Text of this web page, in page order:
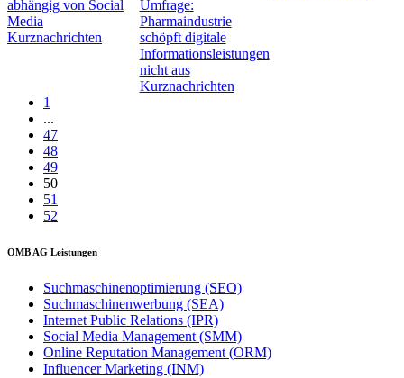
abhängig von Social
Media
Kurznachrichten
Umfrage:
Pharmaindustrie
schöpft digitale
Informationsleistungen
nicht aus
Kurznachrichten
1
...
47
48
49
50
51
52
OMB AG Leistungen
Suchmaschinenoptimierung (SEO)
Suchmaschinenwerbung (SEA)
Internet Public Relations (IPR)
Social Media Management (SMM)
Online Reputation Management (ORM)
Influencer Marketing (INM)